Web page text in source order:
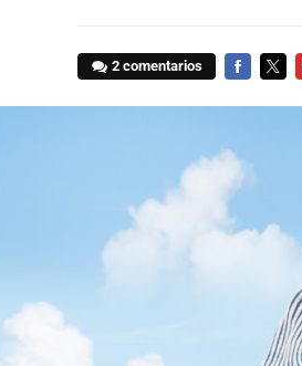
2 comentarios